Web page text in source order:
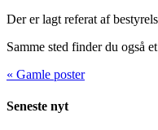
Der er lagt referat af
Samme sted finder du også
« Gamle poster
Seneste nyt